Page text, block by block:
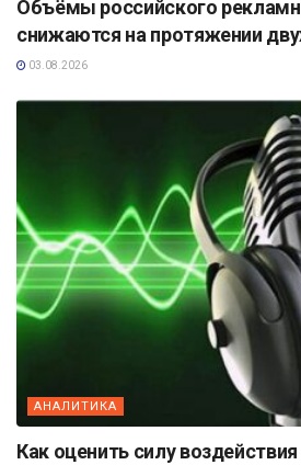
Объёмы российского
снижаются на протяжении
03.08.2026
АНАЛИТИКА
Как оценить силу